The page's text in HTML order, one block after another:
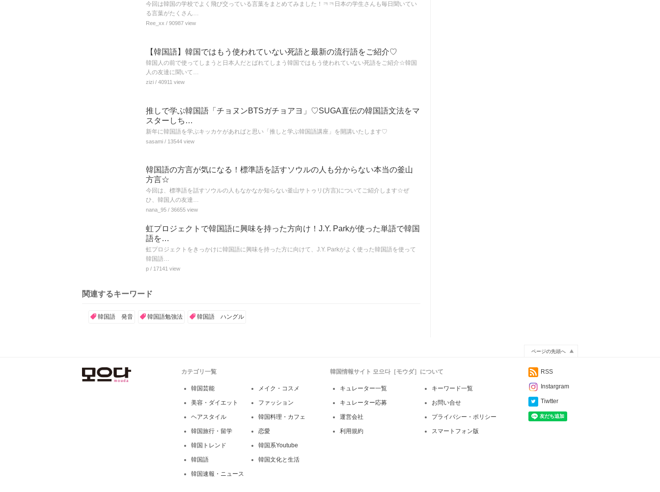
今回は韓国の学校でよく飛び交っている言葉をまとめてみました！ㅋㅋ日本の学生さんも毎日聞いてい
る言葉がたくさん…
Ree_xx / 90987 view
【韓国語】韓国ではもう使われていない死語と最新の流行語をご紹介♡
韓国人の前で使ってしまうと日本人だとばれてしまう韓国ではもう使われていない死語をご紹介☆韓国
人の友達に聞いて…
zizi / 40911 view
推しで学ぶ韓国語「チョヌンBTSガチョアヨ」♡SUGA直伝の韓国語文法をマ
スターしち…
新年に韓国語を学ぶキッカケがあればと思い「推しと学ぶ韓国語講座」を開講いたします♡
sasami / 13544 view
韓国語の方言が気になる！標準語を話すソウルの人も分からない本当の釜山
方言☆
今回は、標準語を話すソウルの人もなかなか知らない釜山サトゥリ(方言)についてご紹介します☆ぜ
ひ、韓国人の友達…
nana_95 / 36655 view
虹プロジェクトで韓国語に興味を持った方向け！J.Y. Parkが使った単語で韓国
語を…
虹プロジェクトをきっかけに韓国語に興味を持った方に向けて、J.Y. Parkがよく使った韓国語を使って
韓国語…
p / 17141 view
関連するキーワード
韓国語 発音 韓国語勉強法 韓国語 ハングル
ページの先頭へ
カテゴリ一覧
韓国芸能 メイク・コスメ
美容・ダイエット ファッション
ヘアスタイル 韓国料理・カフェ
韓国旅行・留学 恋愛
韓国トレンド 韓国系Youtube
韓国語 韓国文化と生活
韓国速報・ニュース
韓国情報サイト 모으다［モウダ］について
キュレーター一覧 キーワード一覧
キュレーター応募 お問い合せ
運営会社 プライバシー・ポリシー
利用規約 スマートフォン版
RSS
Instargram
Tiwtter